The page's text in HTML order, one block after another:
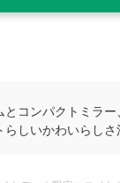
コンパクトミラ
しいかわいらし